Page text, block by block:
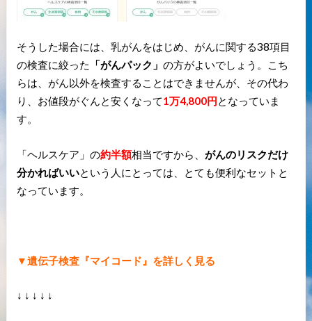
そうした場合には、乳がんをはじめ、がんに関する38項目
の検査に絞った 「がんパック」 の方がよいでしょう。こち
らは、がん以外を検査することはできませんが、その代わ
り、お値段がぐんと安くなって1万4,800円となっていま
す。
「ヘルスケア」の約半額相当ですから、 がんのリスクだけ
分かればいいという人にとっては、とても便利なセットと
なっています。
▼遺伝子検査『マイコード』を詳しく見る
↓ ↓ ↓ ↓ ↓